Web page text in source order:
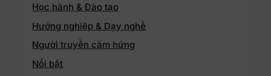
Học hành & Đào tạo
Hướng nghiệp & Dạy nghề
Người truyền cảm hứng
Nổi bật